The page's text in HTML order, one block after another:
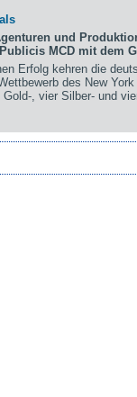
und
MCD mit dem
Erfolg kehren die
des New
, vier Silber- und